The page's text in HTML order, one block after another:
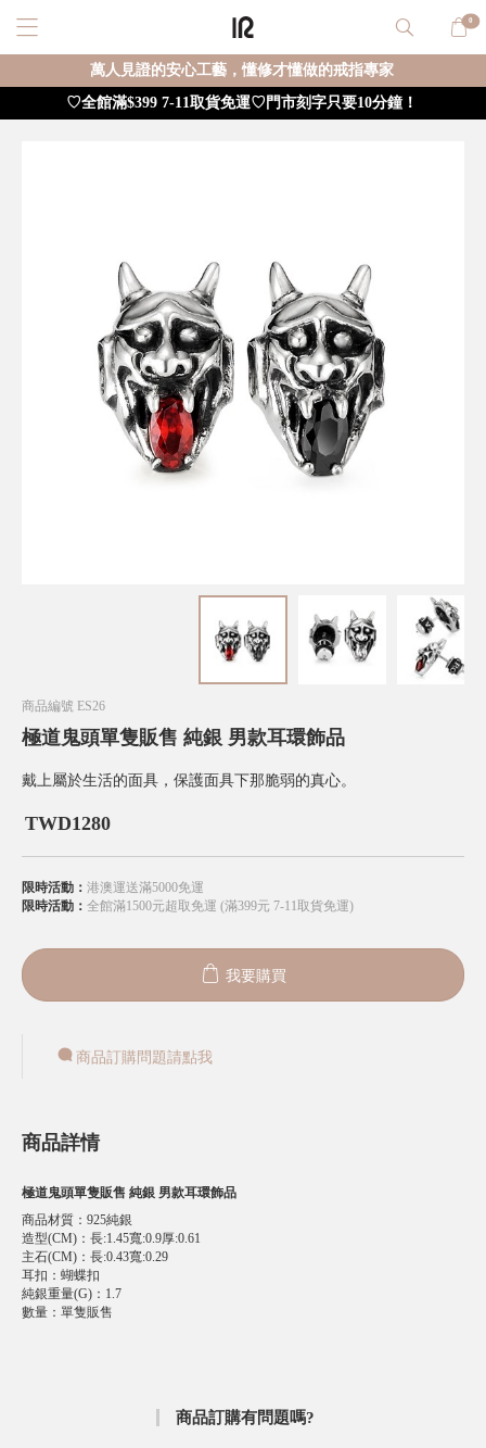
0
萬人見證的安心工藝，懂修才懂做的戒指專家
♡全館滿$399 7-11取貨免運♡門市刻字只要10分鐘！
商品編號 ES26
極道鬼頭單隻販售 純銀 男款耳環飾品
戴上屬於生活的面具，保護面具下那脆弱的真心。
TWD1280
限時活動： 港澳運送滿5000免運
限時活動： 全館滿1500元超取免運 (滿399元 7-11取貨免運)
我要購買
商品訂購問題請點我
商品詳情
極道鬼頭單隻販售 純銀 男款耳環飾品
商品材質 ： 925純銀
造型(CM) ： 長:1.45寬:0.9厚:0.61
主石(CM) ： 長:0.43寬:0.29
耳扣 ： 蝴蝶扣
純銀重量(G) ： 1.7
數量 ： 單隻販售
商品訂購有問題嗎?